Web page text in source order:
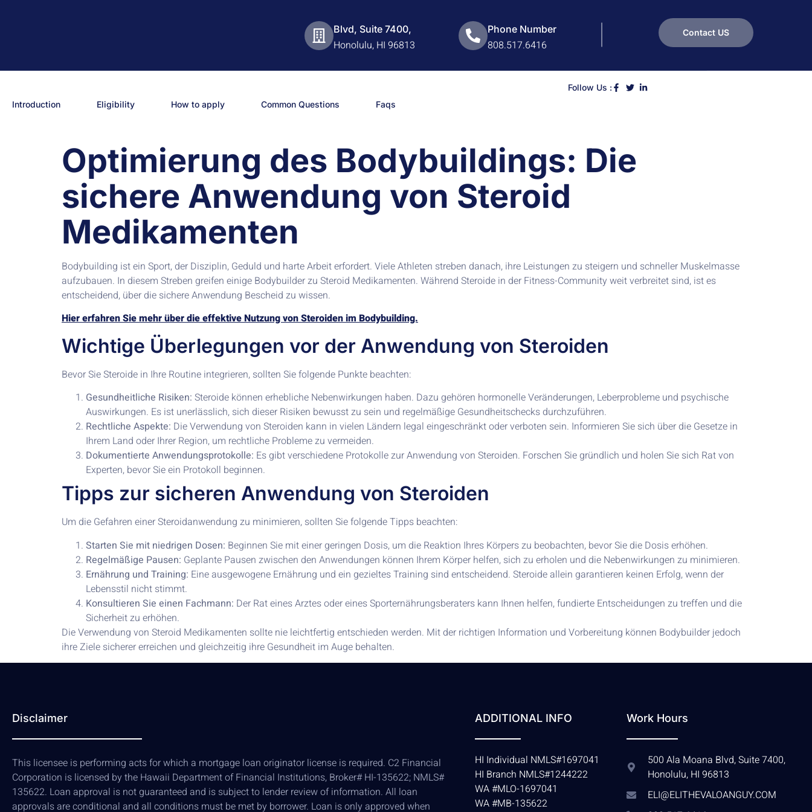
Blvd, Suite 7400,
Honolulu, HI 96813
Phone Number
808.517.6416
Contact US
Introduction Eligibility How to apply Common Questions Faqs
Follow Us :
Optimierung des Bodybuildings: Die
sichere Anwendung von Steroid
Medikamenten
Bodybuilding ist ein Sport, der Disziplin, Geduld und harte Arbeit erfordert. Viele Athleten streben danach, ihre Leistungen zu steigern und schneller Muskelmasse
aufzubauen. In diesem Streben greifen einige Bodybuilder zu Steroid Medikamenten. Während Steroide in der Fitness-Community weit verbreitet sind, ist es
entscheidend, über die sichere Anwendung Bescheid zu wissen.
Hier erfahren Sie mehr über die effektive Nutzung von Steroiden im Bodybuilding.
Wichtige Überlegungen vor der Anwendung von Steroiden
Bevor Sie Steroide in Ihre Routine integrieren, sollten Sie folgende Punkte beachten:
Gesundheitliche Risiken: Steroide können erhebliche Nebenwirkungen haben. Dazu gehören hormonelle Veränderungen, Leberprobleme und psychische
Auswirkungen. Es ist unerlässlich, sich dieser Risiken bewusst zu sein und regelmäßige Gesundheitschecks durchzuführen.
Rechtliche Aspekte: Die Verwendung von Steroiden kann in vielen Ländern legal eingeschränkt oder verboten sein. Informieren Sie sich über die Gesetze in
Ihrem Land oder Ihrer Region, um rechtliche Probleme zu vermeiden.
Dokumentierte Anwendungsprotokolle: Es gibt verschiedene Protokolle zur Anwendung von Steroiden. Forschen Sie gründlich und holen Sie sich Rat von
Experten, bevor Sie ein Protokoll beginnen.
Tipps zur sicheren Anwendung von Steroiden
Um die Gefahren einer Steroidanwendung zu minimieren, sollten Sie folgende Tipps beachten:
Starten Sie mit niedrigen Dosen: Beginnen Sie mit einer geringen Dosis, um die Reaktion Ihres Körpers zu beobachten, bevor Sie die Dosis erhöhen.
Regelmäßige Pausen: Geplante Pausen zwischen den Anwendungen können Ihrem Körper helfen, sich zu erholen und die Nebenwirkungen zu minimieren.
Ernährung und Training: Eine ausgewogene Ernährung und ein gezieltes Training sind entscheidend. Steroide allein garantieren keinen Erfolg, wenn der
Lebensstil nicht stimmt.
Konsultieren Sie einen Fachmann: Der Rat eines Arztes oder eines Sporternährungsberaters kann Ihnen helfen, fundierte Entscheidungen zu treffen und die
Sicherheit zu erhöhen.
Die Verwendung von Steroid Medikamenten sollte nie leichtfertig entschieden werden. Mit der richtigen Information und Vorbereitung können Bodybuilder jedoch
ihre Ziele sicherer erreichen und gleichzeitig ihre Gesundheit im Auge behalten.
Disclaimer
This licensee is performing acts for which a mortgage loan originator license is required. C2 Financial
Corporation is licensed by the Hawaii Department of Financial Institutions, Broker# HI-135622; NMLS#
135622. Loan approval is not guaranteed and is subject to lender review of information. All loan
approvals are conditional and all conditions must be met by borrower. Loan is only approved when
ADDITIONAL INFO
HI Individual NMLS#1697041
HI Branch NMLS#1244222
WA #MLO-1697041
WA #MB-135622
Work Hours
500 Ala Moana Blvd, Suite 7400,
Honolulu, HI 96813
ELI@ELITHEVALOANGUY.COM